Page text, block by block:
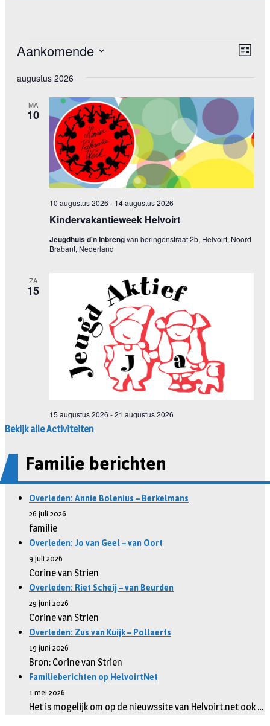
Bekijk alle Activiteiten
Familie berichten
Overleden: Annie Bolenius – Berkelmans
26 juli 2026
familie
Overleden: Jo van Geel – van Oort
9 juli 2026
Corine van Strien
Overleden: Riet Scheij – van Beurden
29 juni 2026
Corine van Strien
Overleden: Zus van Kuijk – Pollaerts
19 juni 2026
Bron: Corine van Strien
Familieberichten op HelvoirtNet
1 mei 2026
Het is mogelijk om op de nieuwssite van Helvoirt.net ook …